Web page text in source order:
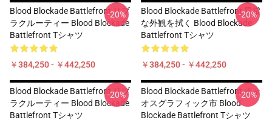
Blood Blockade Battlefront リブ
ラクルーティー Blood Blockade
Battlefront Tシャツ
￥384,250 - ￥442,250
-20%
Blood Blockade Battlefront 異常
な外観を拭く Blood Blockade
Battlefront Tシャツ
￥384,250 - ￥442,250
-20%
Blood Blockade Battlefront リブ
ラクルーティー Blood Blockade
Battlefront Tシャツ
-20%
Blood Blockade Battlefront チャ
オスグラフィック市 Blood
Blockade Battlefront Tシャツ
-20%